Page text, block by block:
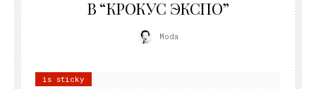
В “КРОКУС ЭКСПО”
Moda
is sticky